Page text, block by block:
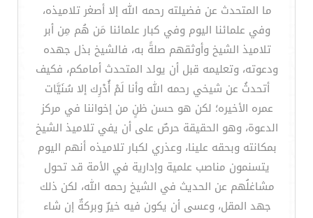
ما المتحدث عن فضيلته رحمه الله إلا أصغر تلاميذه،
وفي علمائنا اليوم وفي كبار علمائنا مَن هُم مِن أبر
تلاميذ الشيخ وأوثقهم صلةً به، فالشيخ بذل جهده
ودعوته، وتعليمه قبل أن يولد المتحدث أمامكم، فكيف
أتحدثُ عن شيخي رحمه الله وأنا لَمْ أُدْرِك إلا سُنَيَّات
عمره الأخيره؛ لكن هو حسن ظنٍ من إخواننا في مركز
الدعوة، وهو الحقيقة حرصٌ على أن يفي تلاميذ الشيخ
بمكانته وبحقه علينا، وعذري لكبار تلاميذه أنهم اليوم
يتسنمون مناصب علمية وإدارية في الأمة قد تحول
مشاغلُهم عن الحديث في الشيخ رحمه الله، لكن ذلك
جهد المقل، وعسى أن يكون فيه خيرٌ وبركةٌ إن شاء